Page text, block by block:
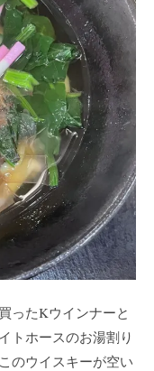
ったKウインナーと
トホースのお湯割り
のウイスキーが空い